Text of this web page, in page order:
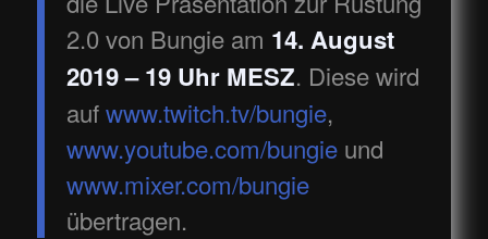
2.0 von Bungie am 14. August
2019 – 19 Uhr MESZ. Diese wird
aufwww.twitch.tv/bungie,
www.youtube.com/bungieund
www.mixer.com/bungie
übertragen.